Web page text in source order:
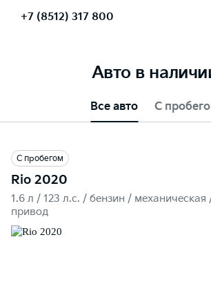
+7 (8512) 317 800
Авто в
Все авто С
С пробегом
Rio 2020
1.6 л / 123 л.c. / бензин / механическая
привод